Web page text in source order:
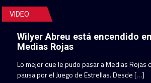
VIDEO
Wilyer Abreu está encendido
Medias Rojas
Lo mejor que le pudo pasar a Medias Rojas
pausa por el Juego de Estrellas. Desde […]